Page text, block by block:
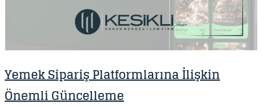
Yemek Sipariş Platformlarına İlişkin
Önemli Güncelleme